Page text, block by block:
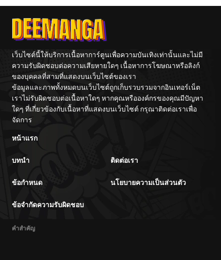
เว็บไซต์นี้ให้บริการเนื้อหาการ์ตูนเพื่อความบันเทิงเท่านั้นและไม่มี
ความรับผิดชอบต่อความเสียหายใดๆ เนื้อหาการโฆษณาหรือลิงก์
ของบุคคลที่สามที่แสดงบนเว็บไซต์ของเรา
ข้อมูลและภาพทั้งหมดบนเว็บไซต์ถูกเก็บรวบรวมจากอินเทอร์เน็ต
เราไม่รับผิดชอบต่อเนื้อหาใดๆ หากคุณหรือองค์กรของคุณมีปัญหา
ใดๆ ที่เกี่ยวข้องกับเนื้อหาที่แสดงบนเว็บไซต์ กรุณาติดต่อเราเพื่อ
จัดการ
หน้าแรก
บทนำ ติดต่อเรา
ข้อกำหนด นโยบายความเป็นส่วนตัว
ข้อจำกัดความรับผิดชอบ
คำสำคัญ